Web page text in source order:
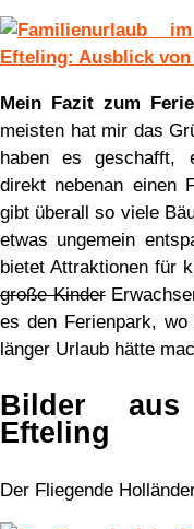
Mein Fazit zum
meisten hat mir das
haben es geschafft,
direkt nebenan einen
gibt überall so viele
etwas ungemein
bietet Attraktionen für
große Kinder
es den Ferienpark,
länger Urlaub hätte
Bilder aus
Efteling
Der Fliegende